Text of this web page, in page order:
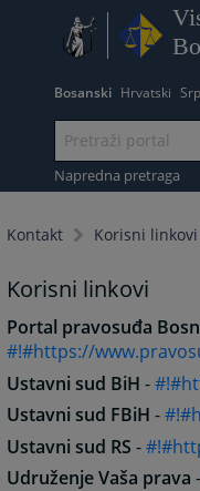
Bosanski Hrvatski
Napredna pretraga
Kontakt Korisni linkovi
Korisni linkovi
Portal pravosuđa
#!#https://
Ustavni sud BiH -
Ustavni sud FBiH -
Ustavni sud RS -
Udruženje Vaša prava